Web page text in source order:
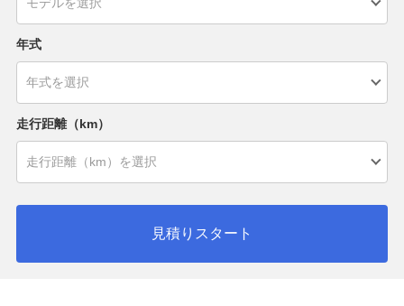
年式
走行距離（km）
見積りスタート